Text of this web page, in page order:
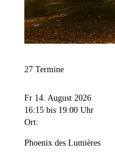
27 Termine
Fr 14. August 2026
16:15 bis 19:00 Uhr
Ort:
Phoenix des Lumières